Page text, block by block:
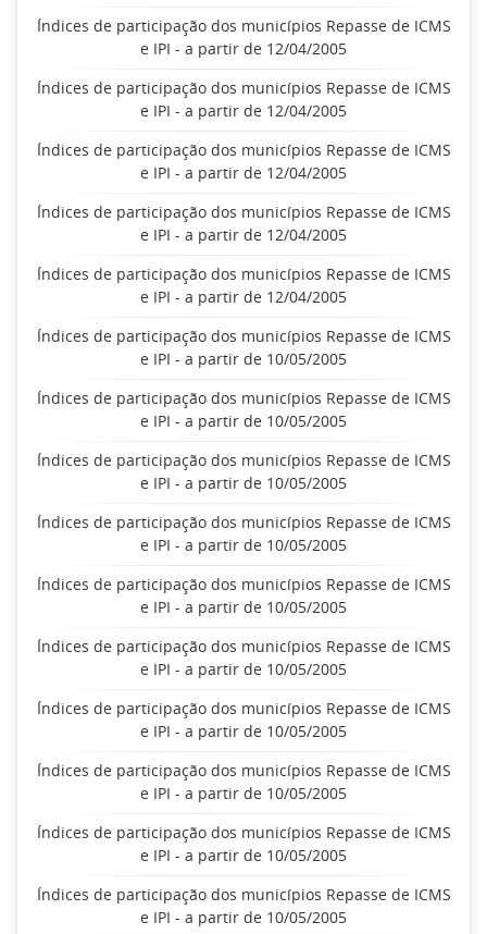
Índices de participação dos municípios Repasse de ICMS
e IPI - a partir de 12/04/2005
Índices de participação dos municípios Repasse de ICMS
e IPI - a partir de 12/04/2005
Índices de participação dos municípios Repasse de ICMS
e IPI - a partir de 12/04/2005
Índices de participação dos municípios Repasse de ICMS
e IPI - a partir de 12/04/2005
Índices de participação dos municípios Repasse de ICMS
e IPI - a partir de 12/04/2005
Índices de participação dos municípios Repasse de ICMS
e IPI - a partir de 10/05/2005
Índices de participação dos municípios Repasse de ICMS
e IPI - a partir de 10/05/2005
Índices de participação dos municípios Repasse de ICMS
e IPI - a partir de 10/05/2005
Índices de participação dos municípios Repasse de ICMS
e IPI - a partir de 10/05/2005
Índices de participação dos municípios Repasse de ICMS
e IPI - a partir de 10/05/2005
Índices de participação dos municípios Repasse de ICMS
e IPI - a partir de 10/05/2005
Índices de participação dos municípios Repasse de ICMS
e IPI - a partir de 10/05/2005
Índices de participação dos municípios Repasse de ICMS
e IPI - a partir de 10/05/2005
Índices de participação dos municípios Repasse de ICMS
e IPI - a partir de 10/05/2005
Índices de participação dos municípios Repasse de ICMS
e IPI - a partir de 10/05/2005